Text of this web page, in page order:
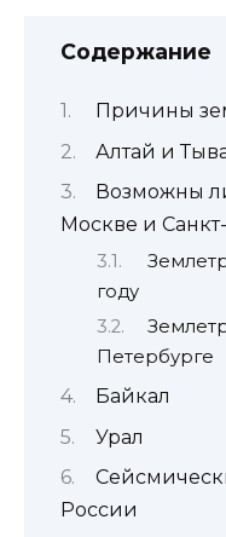
Содержание
Причины
Алтай и
Возможны
Москве и
году
Петербурге
Байкал
Урал
России